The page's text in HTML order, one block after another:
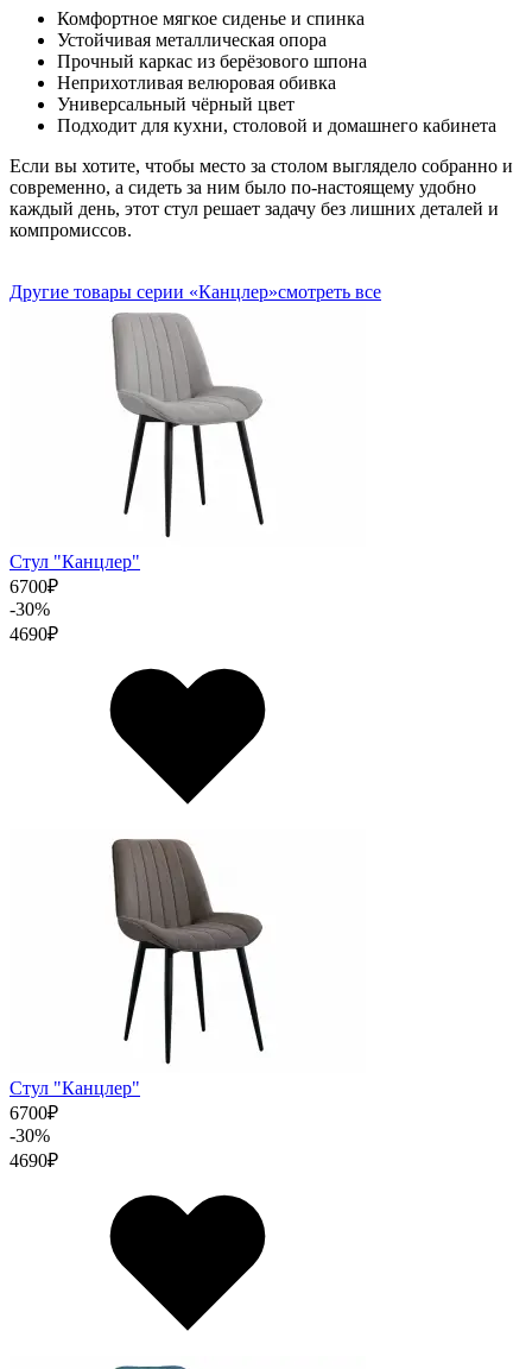
Комфортное мягкое сиденье и спинка
Устойчивая металлическая опора
Прочный каркас из берёзового шпона
Неприхотливая велюровая обивка
Универсальный чёрный цвет
Подходит для кухни, столовой и домашнего кабинета
Если вы хотите, чтобы место за столом выглядело собранно и
современно, а сидеть за ним было по-настоящему удобно
каждый день, этот стул решает задачу без лишних деталей и
компромиссов.
Другие товары серии «Канцлер»смотреть все
Стул "Канцлер"
6700₽
-30%
4690₽
Стул "Канцлер"
6700₽
-30%
4690₽